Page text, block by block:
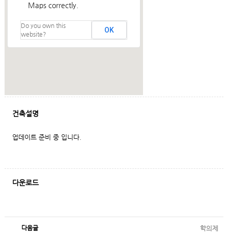
Maps correctly.
Do you own this
website?
OK
건축설명
업데이트 준비 중 입니다.
다운로드
다음글 학의제